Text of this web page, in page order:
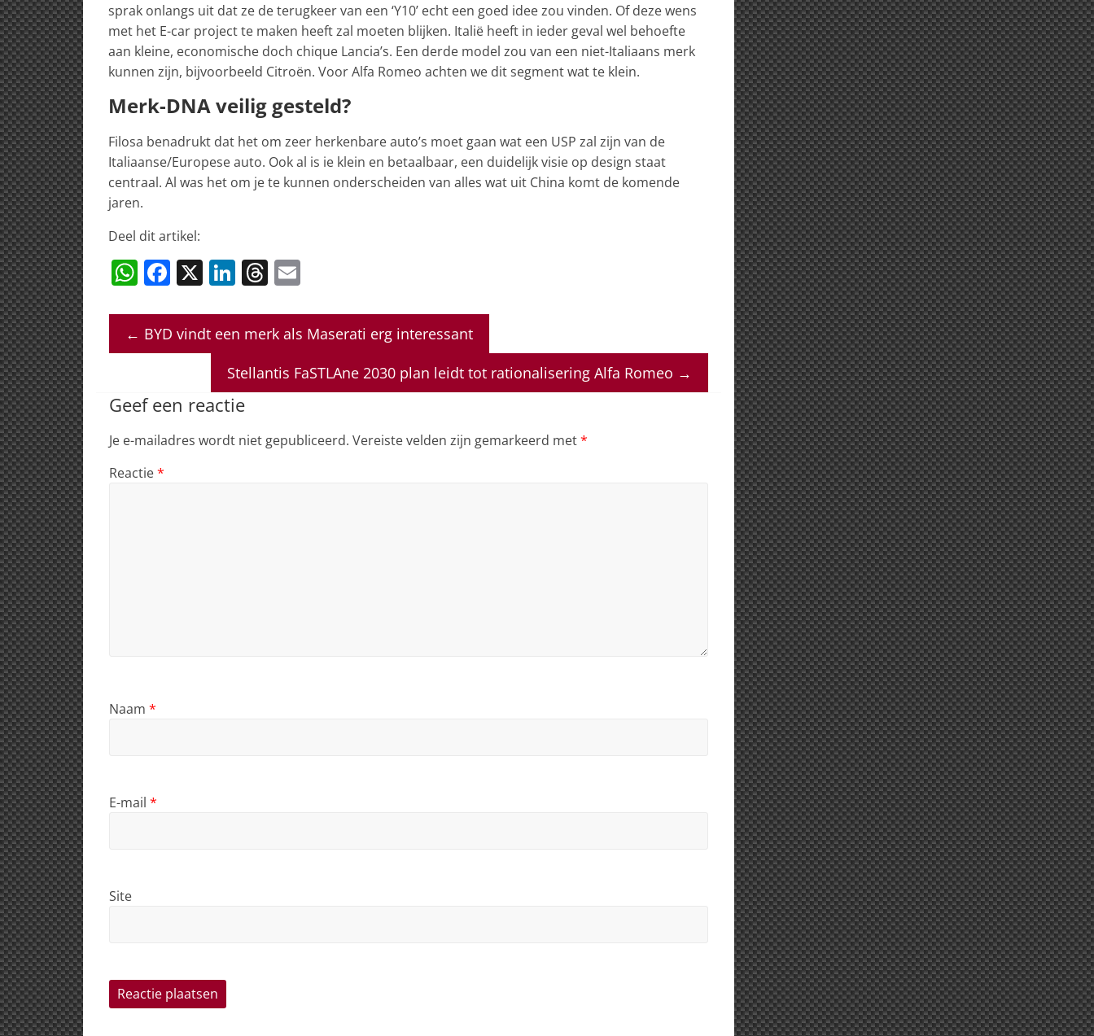
sprak onlangs uit dat ze de terugkeer van een ‘Y10’ echt een goed idee zou vinden. Of deze wens
met het E-car project te maken heeft zal moeten blijken. Italië heeft in ieder geval wel behoefte
aan kleine, economische doch chique Lancia’s. Een derde model zou van een niet-Italiaans merk
kunnen zijn, bijvoorbeeld Citroën. Voor Alfa Romeo achten we dit segment wat te klein.
Merk-DNA veilig gesteld?
Filosa benadrukt dat het om zeer herkenbare auto’s moet gaan wat een USP zal zijn van de
Italiaanse/Europese auto. Ook al is ie klein en betaalbaar, een duidelijk visie op design staat
centraal. Al was het om je te kunnen onderscheiden van alles wat uit China komt de komende
jaren.
Deel dit artikel:
W
at
s
p
F
c
e
o
o
k
X Li
k
e
dI
n
T
re
a
d
s
ai
l
← BYD vindt een merk als Maserati erg interessant
Stellantis FaSTLAne 2030 plan leidt tot rationalisering Alfa Romeo →
Geef een reactie
Je e-mailadres wordt niet gepubliceerd. Vereiste velden zijn gemarkeerd met*
Reactie*
Naam *
E-mail *
Site